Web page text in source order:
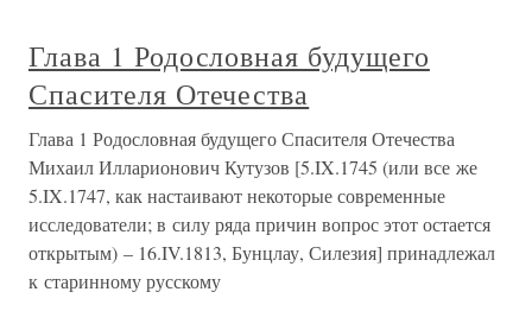
Глава 1 Родословная будущего
Спасителя Отечества
Глава 1 Родословная будущего Спасителя Отечества
Михаил Илларионович Кутузов [5.IX.1745 (или все же
5.IX.1747, как настаивают некоторые современные
исследователи; в силу ряда причин вопрос этот остается
открытым) – 16.IV.1813, Бунцлау, Силезия] принадлежал
к старинному русскому